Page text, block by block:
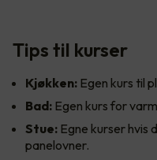
Tips til kurser
Kjøkken: Egen kurs til
Bad: Egen kurs for
Stue: Egne kurser hvis
panelovner.